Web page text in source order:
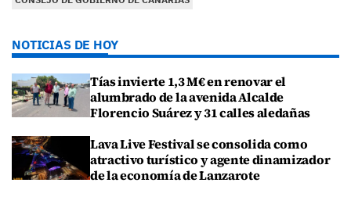
NOTICIAS DE HOY
Tías invierte 1,3 M€ en renovar el
alumbrado de la avenida Alcalde
Florencio Suárez y 31 calles aledañas
Lava Live Festival se consolida como
atractivo turístico y agente dinamizador
de la economía de Lanzarote